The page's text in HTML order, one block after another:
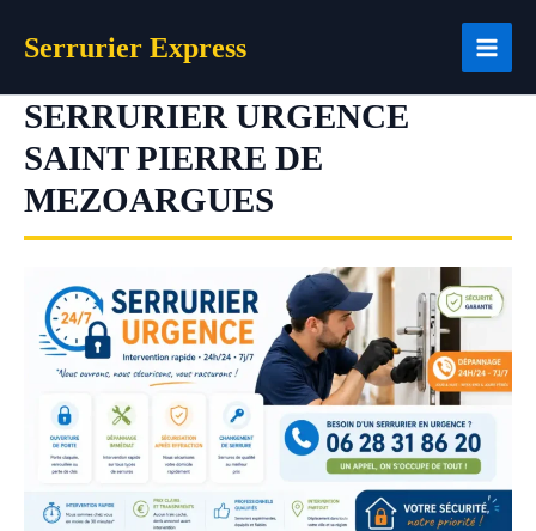
Serrurier Express
SERRURIER URGENCE
SAINT PIERRE DE
MEZOARGUES